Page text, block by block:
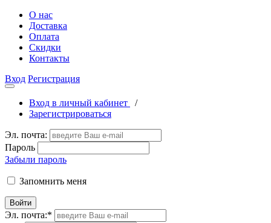
О нас
Доставка
Оплата
Скидки
Контакты
Вход Регистрация
Вход в личный кабинет
/
Зарегистрироваться
Эл. почта:
Пароль
Забыли пароль
Запомнить меня
Войти
Эл. почта:*